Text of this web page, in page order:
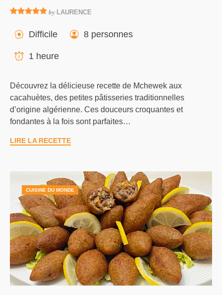
by LAURENCE
Difficile 8 personnes
1 heure
Découvrez la délicieuse recette de Mchewek aux
cacahuètes, des petites pâtisseries traditionnelles
d’origine algérienne. Ces douceurs croquantes et
fondantes à la fois sont parfaites…
LIRE LA RECETTE
CUISINE DU MONDE